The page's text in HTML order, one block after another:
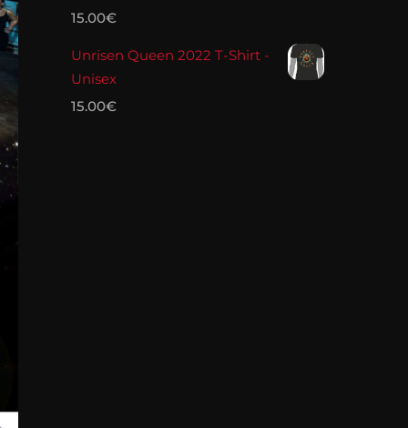
15.00€
Unrisen Queen 2022 T-Shirt -
Unisex
15.00€